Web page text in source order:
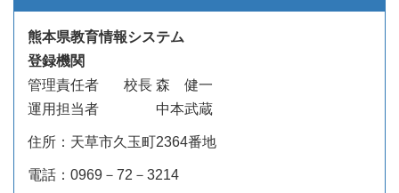
熊本県教育情報システム
登録機関
管理責任者 校長 森 健一
運用担当者 中本武蔵
住所：天草市久玉町2364番地
電話：0969－72－3214